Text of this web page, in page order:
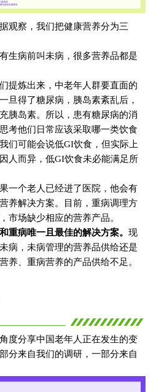
观察，我们把健康营养分为三
生病前叫未病，很多营养品都是
提炼出来，中老年人群要直面的
旦得了糖尿病，胰岛素紊乱后，
胰岛素。所以，患有糖尿病的消
考他们日常应该采取哪一类饮食
们可能会说低GI饮食，但实际上
人而异，低GI饮食未必能满足所
一个老人已经进了医院，他会有
养解决方案。目前，重病调理方
市场缺少相应的营养产品。
重病唯一且最佳的解决方案。 现
病，未病管理的营养品供给还是
养、重病营养的产品供给不足。
度分享中国老年人正在发生的变
分来自我们的调研，一部分来自